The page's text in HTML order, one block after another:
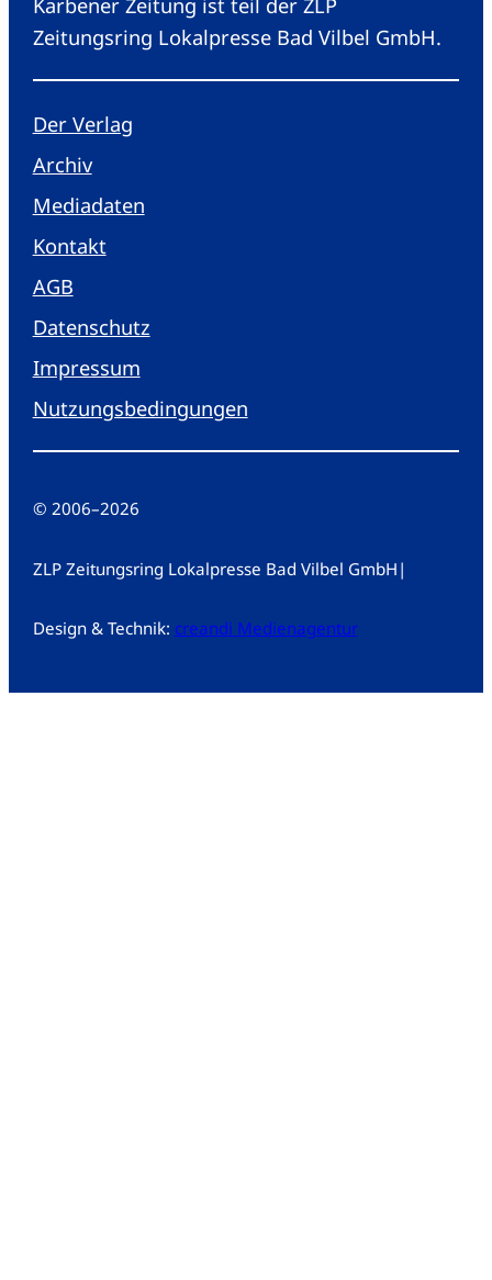
Zeitungsring Lokalpresse Bad Vilbel GmbH.
Der Verlag
Archiv
Mediadaten
Kontakt
AGB
Datenschutz
Impressum
Nutzungsbedingungen
© 2006–2026
ZLP Zeitungsring Lokalpresse Bad Vilbel GmbH |
Design & Technik: creandi Medienagentur